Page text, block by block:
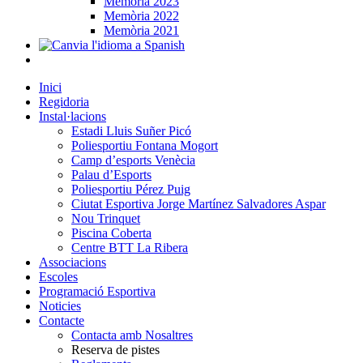
Memòria 2022
Memòria 2021
Inici
Regidoria
Instal·lacions
Estadi Lluis Suñer Picó
Poliesportiu Fontana Mogort
Camp d’esports Venècia
Palau d’Esports
Poliesportiu Pérez Puig
Ciutat Esportiva Jorge Martínez Salvadores Aspar
Nou Trinquet
Piscina Coberta
Centre BTT La Ribera
Associacions
Escoles
Programació Esportiva
Noticies
Contacte
Contacta amb Nosaltres
Reserva de pistes